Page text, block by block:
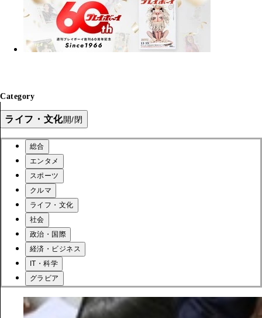
Category
ライフ・文化開/閉
総合
エンタメ
スポーツ
クルマ
ライフ・文化
社会
政治・国際
経済・ビジネス
IT・科学
グラビア